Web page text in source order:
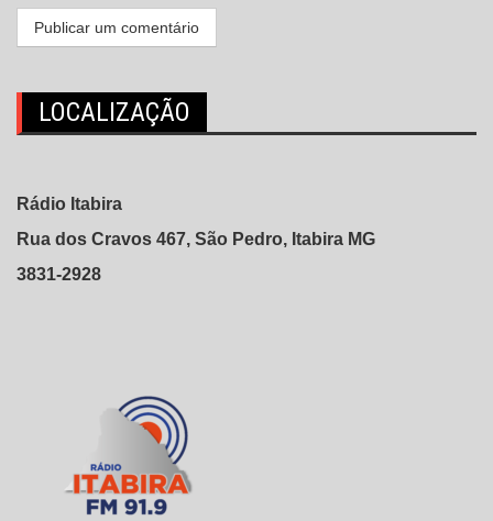
LOCALIZAÇÃO
Rádio Itabira
Rua dos Cravos 467, São Pedro, Itabira MG
3831-2928